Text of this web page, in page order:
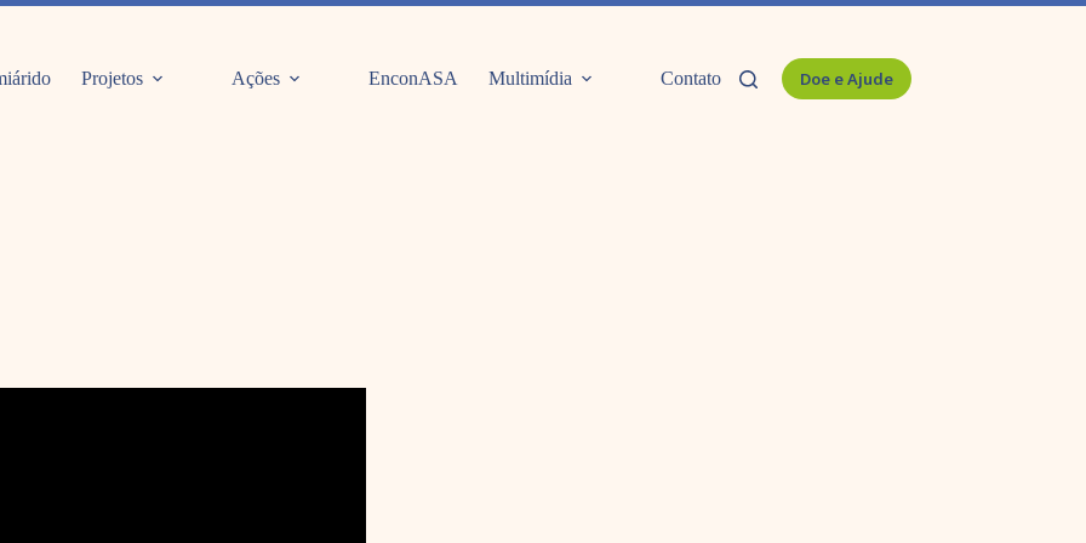
Projetos Ações EnconASA Multimídia Contato Doe e Ajude